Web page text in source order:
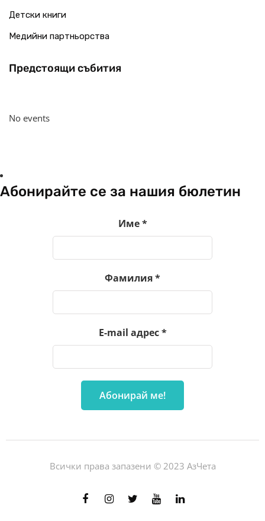
Детски книги
Медийни партньорства
Предстоящи събития
No events
Абонирайте се за нашия бюлетин
Име*
Фамилия*
E-mail адрес*
Всички права запазени © 2023 АзЧета